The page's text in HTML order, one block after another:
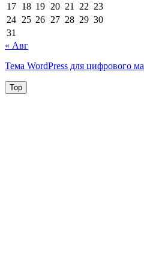
17 18 19 20 21 22 23
24 25 26 27 28 29 30
31
« Авг
Тема WordPress для цифрового
Top